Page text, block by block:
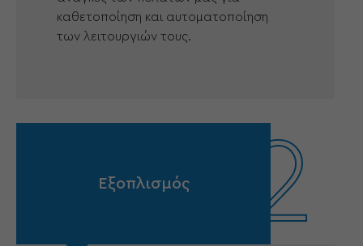
καθετοποίηση και αυτοματοποίηση
των λειτουργιών τους.
Εξοπλισμός 2